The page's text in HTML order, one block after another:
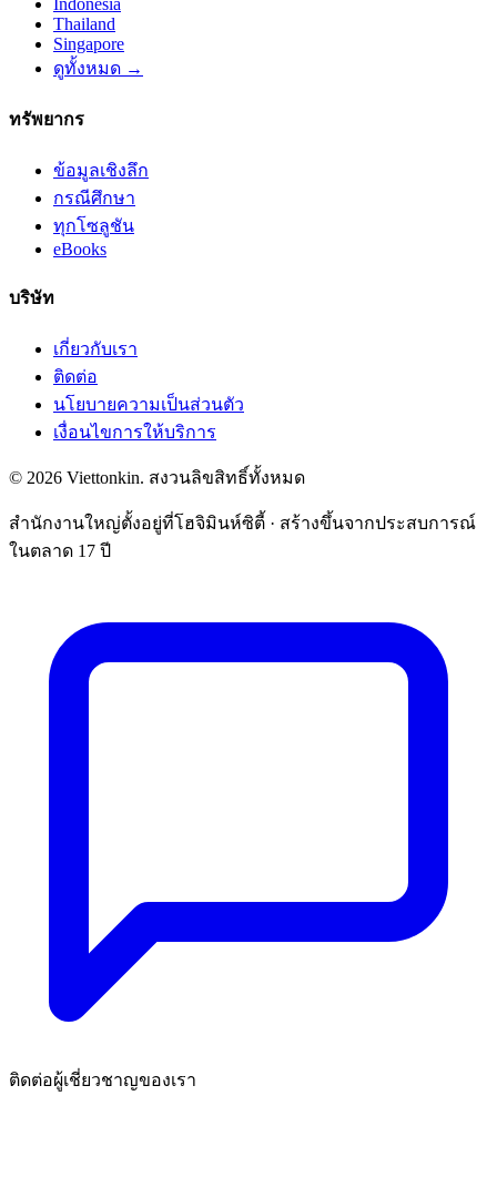
Indonesia
Thailand
Singapore
ดูทั้งหมด →
ทรัพยากร
ข้อมูลเชิงลึก
กรณีศึกษา
ทุกโซลูชัน
eBooks
บริษัท
เกี่ยวกับเรา
ติดต่อ
นโยบายความเป็นส่วนตัว
เงื่อนไขการให้บริการ
© 2026 Viettonkin. สงวนลิขสิทธิ์ทั้งหมด
สำนักงานใหญ่ตั้งอยู่ที่โฮจิมินห์ซิตี้ · สร้างขึ้นจากประสบการณ์
ในตลาด 17 ปี
ติดต่อผู้เชี่ยวชาญของเรา